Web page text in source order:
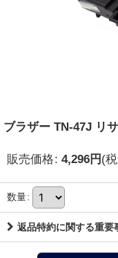
ブラザー TN-47J リ
販売価格: 4,296円 (
数量:
返品特約に関する重要